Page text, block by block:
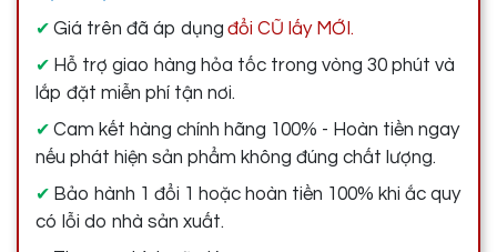
✔ Giá trên đã áp dụng đổi CŨ lấy MỚI.
✔ Hỗ trợ giao hàng hỏa tốc trong vòng 30 phút và
lắp đặt miễn phí tận nơi.
✔ Cam kết hàng chính hãng 100% - Hoàn tiền ngay
nếu phát hiện sản phẩm không đúng chất lượng.
✔ Bảo hành 1 đổi 1 hoặc hoàn tiền 100% khi ắc quy
có lỗi do nhà sản xuất.